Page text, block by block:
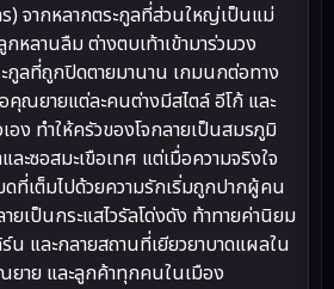
จากหลากตระกูลที่ส่วนใหญ่เป็นแม่
หลานลืม ต่างตบเท้าเข้ามาร่วมวง
กูลที่ถูกปิดตายมานาน เกมนกต่อทาง
ณยายแต่ละคนต่างมีสไตล์ อีโก้ และ
อง ทำให้ครัวของโจกลายเป็นสมรภูมิ
ะซอสมะเขือเทศ แต่เมื่อความจริงใจ
ดที่เต็มไปด้วยความรักเริ่มถูกปากผู้คน
ยเป็นกระแสไวรัลโด่งดัง ท้าทายค่านิยม
น และกลายสถานที่เยียวยาบาดแผลใน
ยาย และลูกค้าทุกคนในเมือง